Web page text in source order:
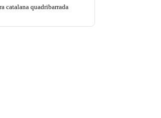
catalana quadribarrada